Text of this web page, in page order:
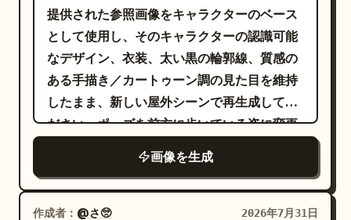
肩に手を置き、二人ともカメラに向かって微
笑んでいる。 2 コマ目：居心地の良い室内
で、マグカップを両手で持ち、見つめ合って
微笑むカップル。女性の横に、はっきりとし
た中国語の吹き出し：「Thank you for
always being with me.（いつも一緒にいて
びた吹き出しに、明瞭な黒文字。 3 コマ目：
キッチンで一緒に料理をするカップル。コン
ロの横に並び、男性が混ぜ、女性が手伝って
提供された参照画像をキャラクターのベース
として使用し、そのキャラクターの認識可能
なデザイン、衣装、太い黒の輪郭線、質感の
ある手描き／カートゥーン調の見た目を維持
したまま、新しい屋外シーンで再生成してく
ださい。ポーズを前方に歩いている姿に変更
躇を表す小さな汗のマークを加えてくださ
い。 キャラクターの横でリードにつながれて
歩くかわいい柴犬を追加してください：オレ
画像を生成
作成者： @さ🥺 2026年7月31日